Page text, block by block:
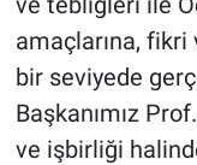
amaçlarına,
bir seviyede
Başkanımız
ve işbirliği